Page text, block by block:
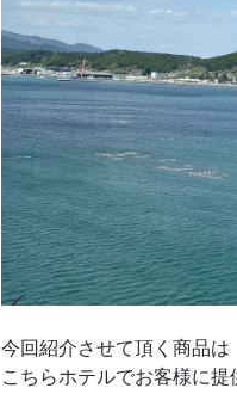
今回紹介させて頂く商品
こちらホテルでお客様に